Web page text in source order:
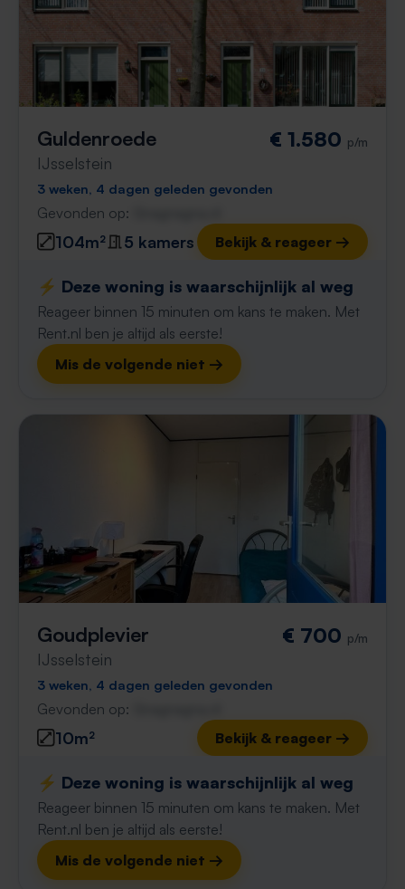
Guldenroede
IJsselstein
€ 1.580 p/m
3 weken, 4 dagen geleden gevonden
Gevonden op:
104m² 5 kamers Bekijk & reageer →
⚡️ Deze woning is waarschijnlijk al weg
Reageer binnen 15 minuten om kans te maken. Met
Rent.nl ben je altijd als eerste!
Mis de volgende niet →
Goudplevier
IJsselstein
€ 700 p/m
3 weken, 4 dagen geleden gevonden
Gevonden op:
10m² Bekijk & reageer →
⚡️ Deze woning is waarschijnlijk al weg
Reageer binnen 15 minuten om kans te maken. Met
Rent.nl ben je altijd als eerste!
Mis de volgende niet →